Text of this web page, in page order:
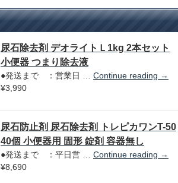
尿石除去剤 デオライトＬ1kg 2本セット
小便器 つまり除去液
●発送まで ：営業日 … Continue reading →
¥3,990
尿石防止剤 尿石除去剤 トレピカワンT-50
40個 小便器用 固形 錠剤 容器無し
●発送まで ：平日営 … Continue reading →
¥8,690